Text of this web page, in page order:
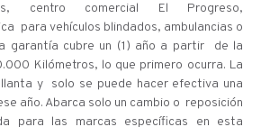
centro comercial El Progreso,
para vehículos blindados, ambulancias o
garantía cubre un (1) año a partir de la
Kilómetros, lo que primero ocurra. La
y solo se puede hacer efectiva una
año. Abarca solo un cambio o reposición
para las marcas específicas en esta